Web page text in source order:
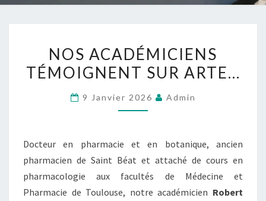
ACADÉMICIENS
TÉMOIGNENT
ARTE…
NOS ACADÉMICIENS
TÉMOIGNENT SUR ARTE…
9 Janvier 2026 Admin
Docteur en pharmacie et en botanique, ancien
pharmacien de Saint Béat et attaché de cours en
pharmacologie aux facultés de Médecine et
Pharmacie de Toulouse, notre académicien Robert